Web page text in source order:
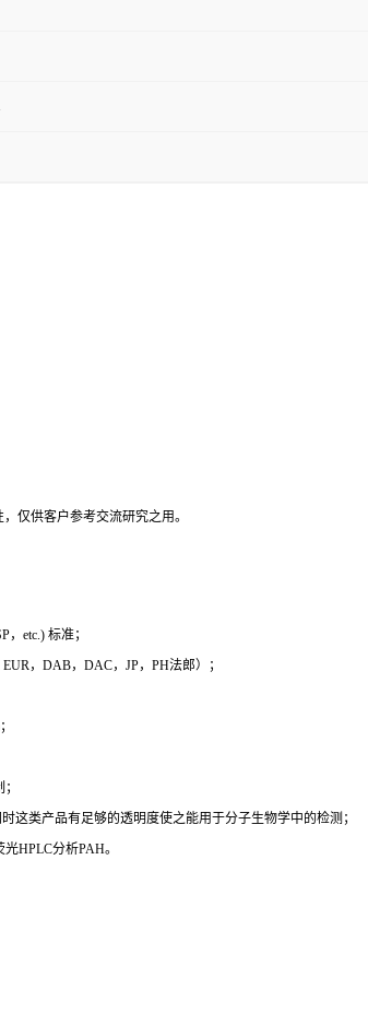
仅供客户参考交流研究之用。
etc.) 标准；
，DAB，DAC，JP，PH法郎）；
这类产品有足够的透明度使之能用于分子生物学中的检测；
HPLC分析PAH。